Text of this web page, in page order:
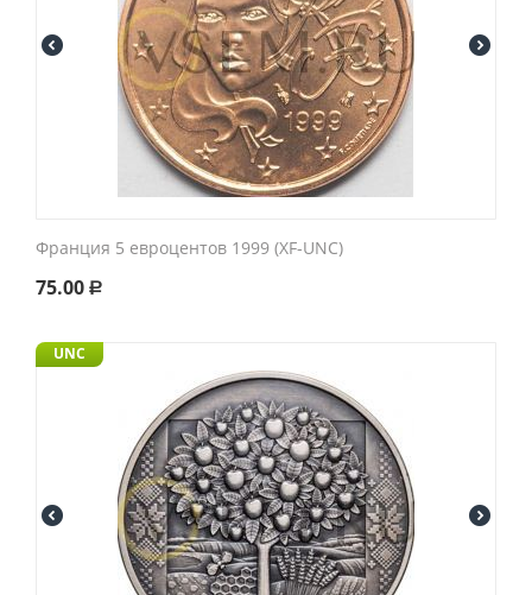
Франция 5 евроцентов 1999 (XF-UNC)
75.00 Р
UNC